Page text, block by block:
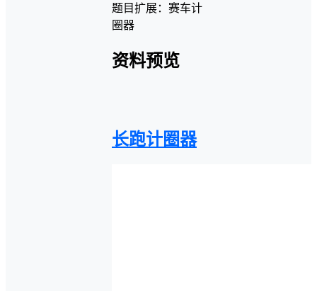
题目扩展：赛车计
圈器
资料预览
长跑计圈器